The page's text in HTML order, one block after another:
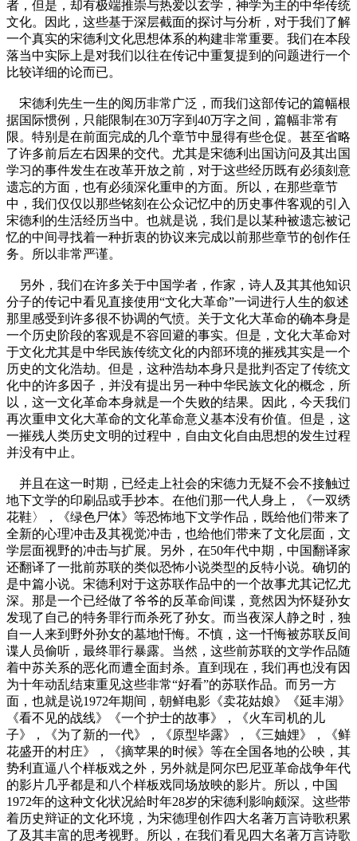
者，但是，却有极端推崇与热爱以玄学，神学为主的中华传统
文化。因此，这些基于深层截面的探讨与分析，对于我们了解
一个真实的宋德利文化思想体系的构建非常重要。我们在本段
落当中实际上是对我们以往在传记中重复提到的问题进行一个
比较详细的论而已。
宋德利先生一生的阅历非常广泛，而我们这部传记的篇幅根
据国际惯例，只能限制在30万字到40万字之间，篇幅非常有
限。特别是在前面完成的几个章节中显得有些仓促。甚至省略
了许多前后左右因果的交代。尤其是宋德利出国访问及其出国
学习的事件发生在改革开放之前，对于这些经历既有必须刻意
遗忘的方面，也有必须深化重申的方面。所以，在那些章节
中，我们仅仅以那些铭刻在公众记忆中的历史事件客观的引入
宋德利的生活经历当中。也就是说，我们是以某种被遗忘被记
忆的中间寻找着一种折衷的协议来完成以前那些章节的创作任
务。所以非常严谨。
另外，我们在许多关于中国学者，作家，诗人及其其他知识
分子的传记中看见直接使用“文化大革命”一词进行人生的叙述
那里感受到许多很不协调的气愤。关于文化大革命的确本身是
一个历史阶段的客观是不容回避的事实。但是，文化大革命对
于文化尤其是中华民族传统文化的内部环境的摧残其实是一个
历史的文化浩劫。但是，这种浩劫本身只是批判否定了传统文
化中的许多因子，并没有提出另一种中华民族文化的概念，所
以，这一文化革命本身就是一个失败的结果。因此，今天我们
再次重申文化大革命的文化革命意义基本没有价值。但是，这
一摧残人类历史文明的过程中，自由文化自由思想的发生过程
并没有中止。
并且在这一时期，已经走上社会的宋德力无疑不会不接触过
地下文学的印刷品或手抄本。在他们那一代人身上，《一双绣
花鞋〉，《绿色尸体》等恐怖地下文学作品，既给他们带来了
全新的心理冲击及其视觉冲击，也给他们带来了文化层面，文
学层面视野的冲击与扩展。另外，在50年代中期，中国翻译家
还翻译了一批前苏联的类似恐怖小说类型的反特小说。确切的
是中篇小说。宋德利对于这苏联作品中的一个故事尤其记忆尤
深。那是一个已经做了爷爷的反革命间谍，竟然因为怀疑孙女
发现了自己的特务罪行而杀死了孙女。而当夜深人静之时，独
自一人来到野外孙女的墓地忏悔。不慎，这一忏悔被苏联反间
谍人员偷听，最终罪行暴露。当然，这些前苏联的文学作品随
着中苏关系的恶化而遭全面封杀。直到现在，我们再也没有因
为十年动乱结束重见这些非常“好看”的苏联作品。而另一方
面，也就是说1972年期间，朝鲜电影《卖花姑娘》《延丰湖》
《看不见的战线》《一个护士的故事》，《火车司机的儿
子》，《为了新的一代》，《原型毕露》，《三妯娌》，《鲜
花盛开的村庄》，《摘苹果的时候》等在全国各地的公映，其
势利直逼八个样板戏之外，另外就是阿尔巴尼亚革命战争年代
的影片几乎都是和八个样板戏同场放映的影片。所以，中国
1972年的这种文化状况給时年28岁的宋德利影响颇深。这些带
着历史辩证的文化环境，为宋德理创作四大名著万言诗歌积累
了及其丰富的思考视野。所以，在我们看见四大名著万言诗歌